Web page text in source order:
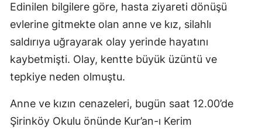
Edinilen bilgilere göre, hasta ziyareti dönüşü
evlerine gitmekte olan anne ve kız, silahlı
saldırıya uğrayarak olay yerinde hayatını
kaybetmişti. Olay, kentte büyük üzüntü ve
tepkiye neden olmuştu.
Anne ve kızın cenazeleri, bugün saat 12.00’de
Şirinköy Okulu önünde Kur’an-ı Kerim